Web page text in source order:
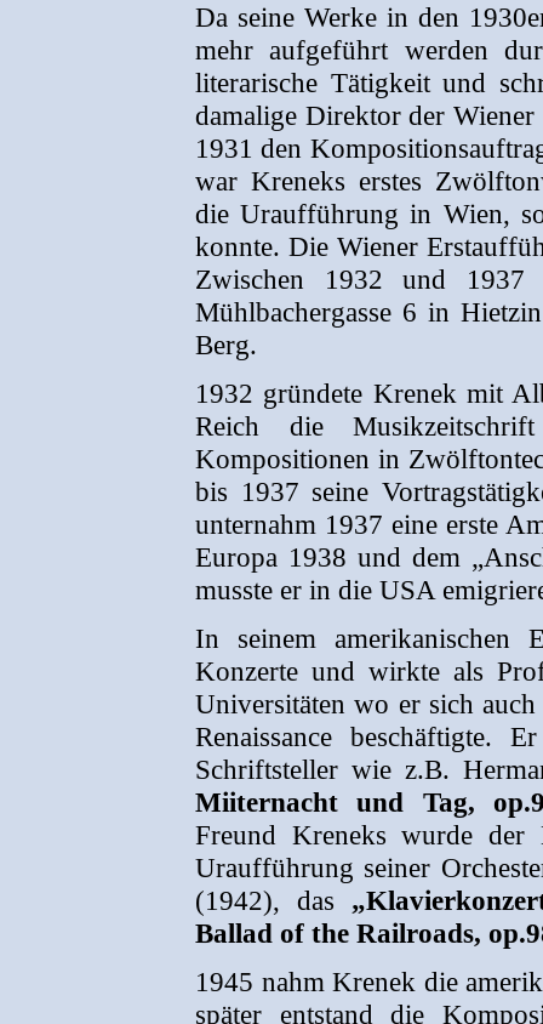
Da seine Werke in den
mehr aufgeführt werden
literarische Tätigkeit und
damalige Direktor der Wiener
1931 den
war Kreneks erstes
die Uraufführung in Wien,
konnte. Die Wiener
Zwischen 1932 und
Mühlbachergasse 6 in
Berg.
1932 gründete Krenek mit
Reich die
Kompositionen in
bis 1937 seine
unternahm 1937 eine erste
Europa 1938 und dem
musste er in die USA
In seinem amerikanischen
Konzerte und wirkte als
Universitäten wo er sich
Renaissance beschäftigte.
Schriftsteller wie z.B.
Miiternacht und Tag,
Freund Kreneks wurde
Uraufführung seiner
(1942), das
Ballad of the Railroads,
1945 nahm Krenek die
später entstand die